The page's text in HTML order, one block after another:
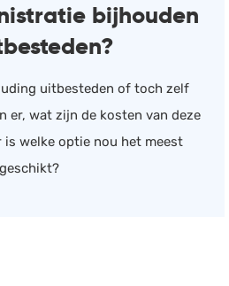
bijhouden
uitbesteden of toch zelf
er, wat zijn de kosten van deze
is welke optie nou het meest
geschikt?